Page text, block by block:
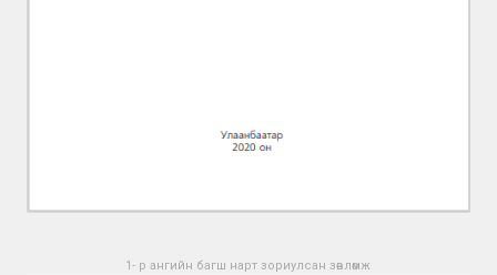
1- р ангийн багш нарт зориулсан зөвлөмж